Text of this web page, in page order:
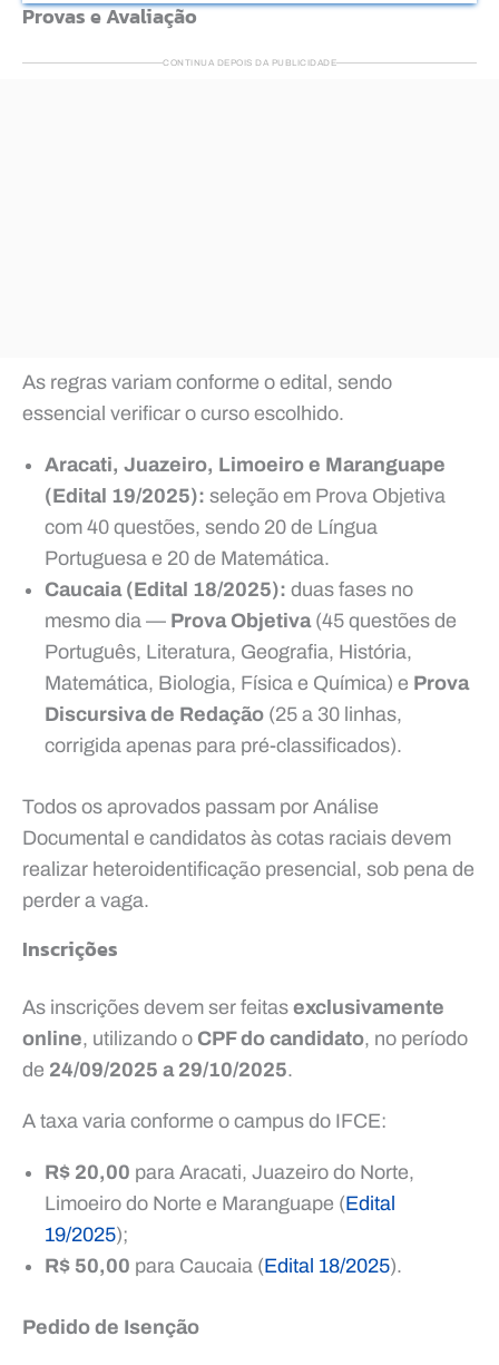
Provas e Avaliação
CONTINUA DEPOIS DA PUBLICIDADE
As regras variam conforme o edital, sendo
essencial verificar o curso escolhido.
Aracati, Juazeiro, Limoeiro e Maranguape
(Edital 19/2025): seleção em Prova Objetiva
com 40 questões, sendo 20 de Língua
Portuguesa e 20 de Matemática.
Caucaia (Edital 18/2025): duas fases no
mesmo dia — Prova Objetiva(45 questões de
Português, Literatura, Geografia, História,
Matemática, Biologia, Física e Química) e Prova
Discursiva de Redação (25 a 30 linhas,
corrigida apenas para pré-classificados).
Todos os aprovados passam por Análise
Documental e candidatos às cotas raciais devem
realizar heteroidentificação presencial, sob pena de
perder a vaga.
Inscrições
As inscrições devem ser feitas exclusivamente
online, utilizando o CPF do candidato, no período
de 24/09/2025 a 29/10/2025.
A taxa varia conforme o campus do IFCE:
R$ 20,00 para Aracati, Juazeiro do Norte,
Limoeiro do Norte e Maranguape (Edital
19/2025);
R$ 50,00 para Caucaia (Edital 18/2025).
Pedido de Isenção